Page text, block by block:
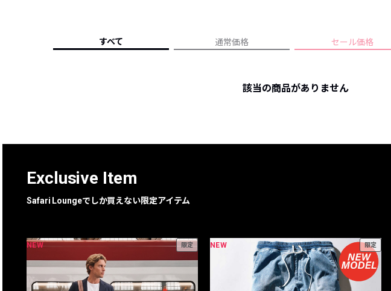
人気記事ランキング
フォーカスブランド
プライバシーポリシー
すべて 通常価格 セール価格
該当の商品がありません
Exclusive Item
Safari Loungeでしか買えない限定アイテム
NEW 限定 NEW 限定